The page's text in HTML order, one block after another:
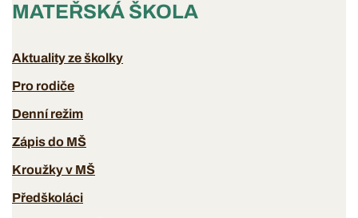
MATEŘSKÁ ŠKOLA
Aktuality ze školky
Pro rodiče
Denní režim
Zápis do MŠ
Kroužky v MŠ
Předškoláci